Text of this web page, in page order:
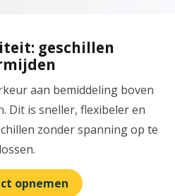
geschillen
aan bemiddeling boven
Dit is sneller, flexibeler en
zonder spanning op te
lossen.
opnemen